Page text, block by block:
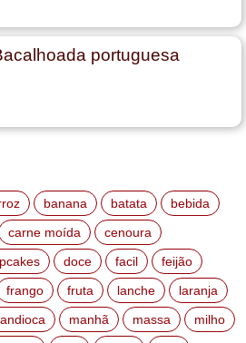
portuguesa
banana batata
bebida
carne moída
cenoura
doce facil
feijão
frango fruta lanche
laranja
manhã massa
milho